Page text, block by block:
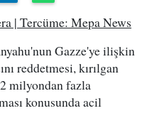
| Tercüme: Mepa News
Gazze'ye ilişkin
reddetmesi, kırılgan
milyondan fazla
konusunda acil